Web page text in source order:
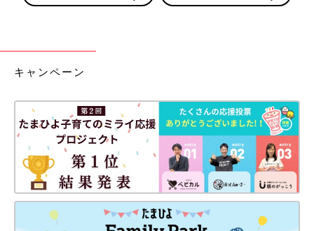
キャンペーン